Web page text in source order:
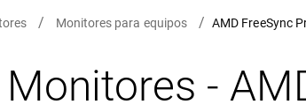
Monitores para equipos AMD FreeSync
Monitores -